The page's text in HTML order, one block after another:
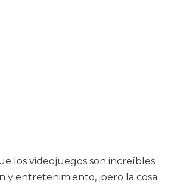
los videojuegos son increíbles
y entretenimiento, ¡pero la cosa